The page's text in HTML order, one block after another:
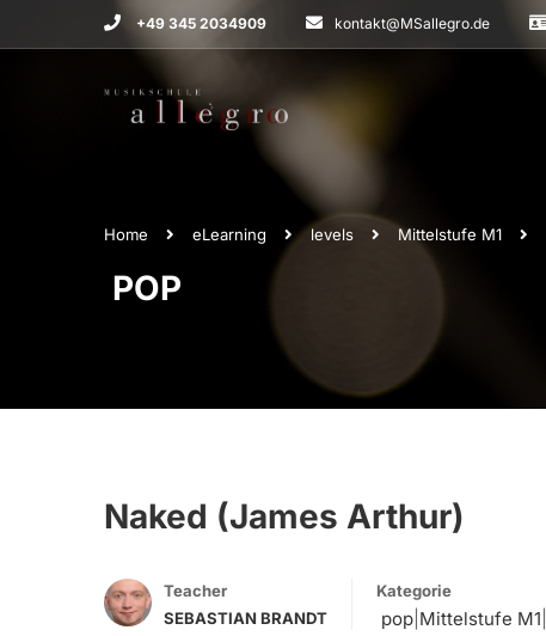
+49 345 2034909 kontakt@MSallegro.de
Home eLearning levels Mittelstufe M1
POP
Naked (James Arthur)
Teacher
SEBASTIAN BRANDT
Kategorie
pop Mittelstufe M1